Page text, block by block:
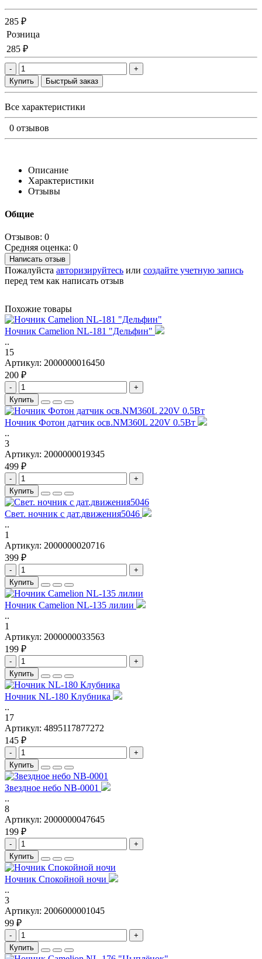
285 ₽
Розница
285 ₽
-
+
Купить
Быстрый заказ
Все характеристики
0 отзывов
Описание
Характеристики
Отзывы
Общие
Отзывов: 0
Средняя оценка: 0
Написать отзыв
Пожалуйста авторизируйтесь или создайте учетную запись
перед тем как написать отзыв
Похожие товары
Ночник Camelion NL-181 "Дельфин"
..
15
Артикул: 2000000016450
200 ₽
-
+
Купить
Ночник Фотон датчик осв.NM360L 220V 0.5Вт
..
3
Артикул: 2000000019345
499 ₽
-
+
Купить
Свет. ночник с дат.движения5046
..
1
Артикул: 2000000020716
399 ₽
-
+
Купить
Ночник Camelion NL-135 лилии
..
1
Артикул: 2000000033563
199 ₽
-
+
Купить
Ночник NL-180 Клубника
..
17
Артикул: 4895117877272
145 ₽
-
+
Купить
Звездное небо NB-0001
..
8
Артикул: 2000000047645
199 ₽
-
+
Купить
Ночник Спокойной ночи
..
3
Артикул: 2006000001045
99 ₽
-
+
Купить